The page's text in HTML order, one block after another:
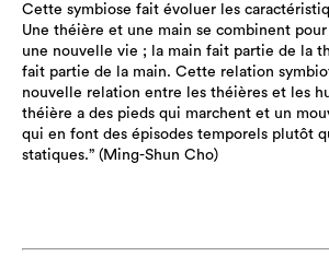
Cette symbiose fait évoluer les
Une théière et une main se combinent pour
une nouvelle vie ; la main fait partie de la
fait partie de la main. Cette relation
nouvelle relation entre les théières et les
théière a des pieds qui marchent et un
qui en font des épisodes temporels plutôt
statiques.” (Ming-Shun Cho)